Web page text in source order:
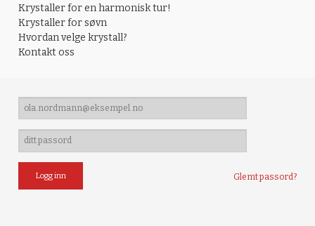
Krystaller for en harmonisk tur!
Krystaller for søvn
Hvordan velge krystall?
Kontakt oss
Glemt passord?